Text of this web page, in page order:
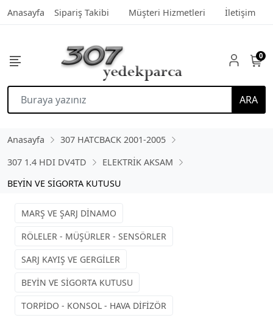
Anasayfa Sipariş Takibi Müşteri Hizmetleri İletişim
ARA
0
Anasayfa
307 HATCBACK 2001-2005
307 1.4 HDI DV4TD
ELEKTRİK AKSAM
BEYİN VE SİGORTA KUTUSU
MARŞ VE ŞARJ DİNAMO
RÖLELER - MÜŞÜRLER - SENSÖRLER
SARJ KAYIŞ VE GERGİLER
BEYİN VE SİGORTA KUTUSU
TORPİDO - KONSOL - HAVA DİFİZÖR